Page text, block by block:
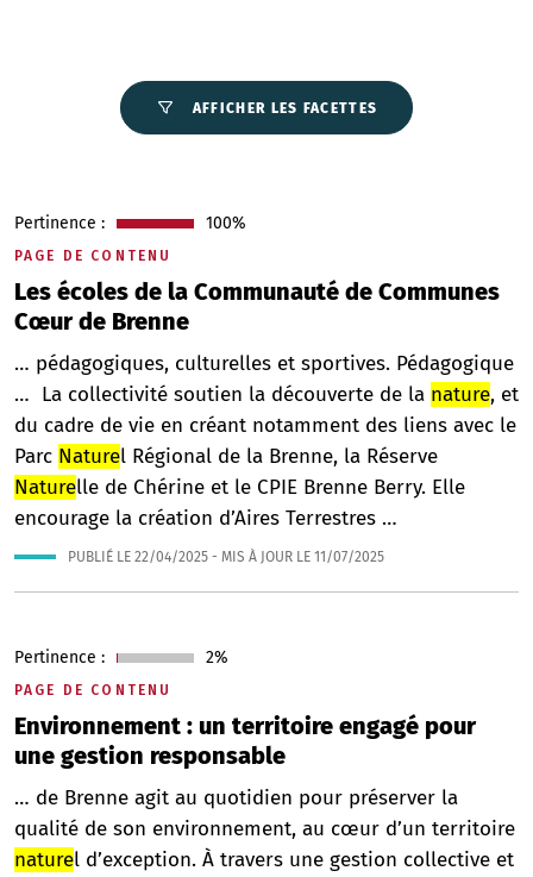
AFFICHER LES FACETTES
PAGE DE CONTENU
Les écoles de la Communauté de Communes
Cœur de Brenne
Pertinence : 100%
… pédagogiques, culturelles et sportives. Pédagogique
… La collectivité soutien la découverte de la nature, et
du cadre de vie en créant notamment des liens avec le
Parc Naturel Régional de la Brenne, la Réserve
Naturelle de Chérine et le CPIE Brenne Berry. Elle
encourage la création d’Aires Terrestres …
PUBLIÉ LE 22/04/2025 - MIS À JOUR LE 11/07/2025
PAGE DE CONTENU
Environnement : un territoire engagé pour
une gestion responsable
Pertinence : 2%
… de Brenne agit au quotidien pour préserver la
qualité de son environnement, au cœur d’un territoire
naturel d’exception. À travers une gestion collective et